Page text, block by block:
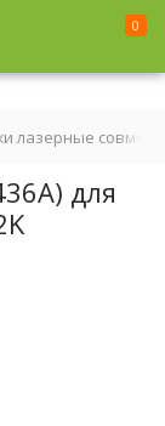
0
лазерные
для